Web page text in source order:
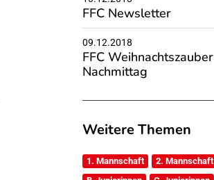
FFC Newsletter
09.12.2018
FFC Weihnachtszauber
Nachmittag
Weitere Themen
1. Mannschaft
2. Mannschaft